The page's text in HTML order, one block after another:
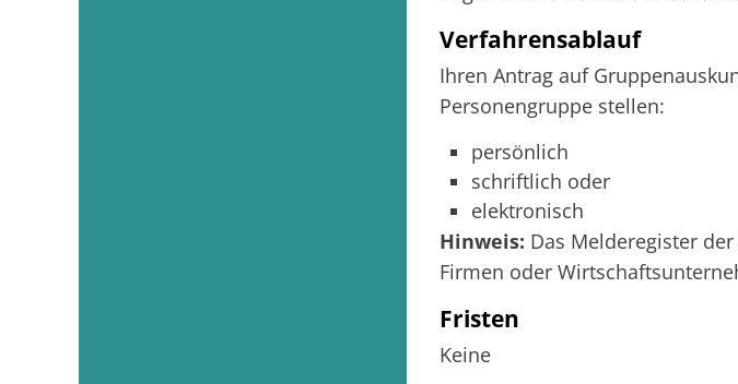
Verfahrensablauf
Ihren Antrag auf
Personengruppe stellen:
persönlich
schriftlich oder
elektronisch
Hinweis: Das Melderegister
Firmen oder
Fristen
Keine